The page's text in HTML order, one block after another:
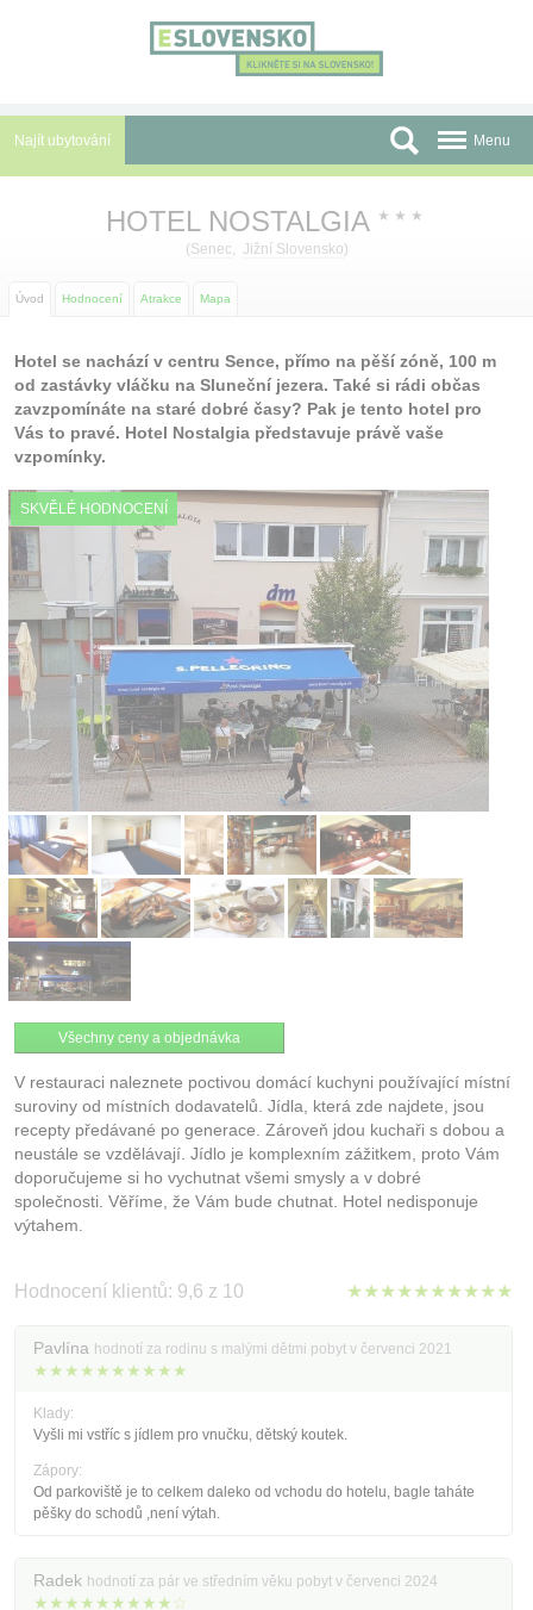
Najít ubytování
Autobusové zájezdy
Před cestou
Atrakce
O nás
Kontakt
Menu
HOTEL NOSTALGIA ★ ★ ★
(Senec, Jižní Slovensko)
Úvod Hodnocení Atrakce Mapa
Hotel se nachází v centru Sence, přímo na pěší zóně, 100 m
od zastávky vláčku na Sluneční jezera. Také si rádi občas
zavzpomínáte na staré dobré časy? Pak je tento hotel pro
Vás to pravé. Hotel Nostalgia představuje právě vaše
vzpomínky.
SKVĚLÉ HODNOCENÍ
Všechny ceny a objednávka
V restauraci naleznete poctivou domácí kuchyni používající místní
suroviny od místních dodavatelů. Jídla, která zde najdete, jsou
recepty předávané po generace. Zároveň jdou kuchaři s dobou a
neustále se vzdělávají. Jídlo je komplexním zážitkem, proto Vám
doporučujeme si ho vychutnat všemi smysly a v dobré
společnosti. Věříme, že Vám bude chutnat. Hotel nedisponuje
výtahem.
Hodnocení klientů: 9,6 z 10 ★★★★★★★★★★
Pavlína hodnotí za rodinu s malými dětmi pobyt v červenci 2021
★★★★★★★★★★
Klady:
Vyšli mi vstříc s jídlem pro vnučku, dětský koutek.
Zápory:
Od parkoviště je to celkem daleko od vchodu do hotelu, bagle taháte
pěšky do schodů ,není výtah.
Radek hodnotí za pár ve středním věku pobyt v červenci 2024
★★★★★★★★★☆